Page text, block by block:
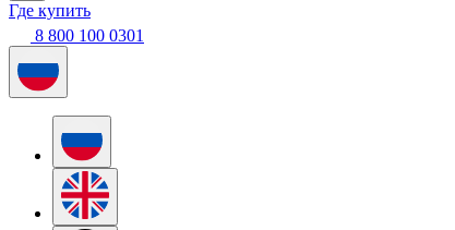
Где купить
8 800 100 0301